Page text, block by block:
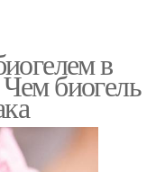
в
биогель